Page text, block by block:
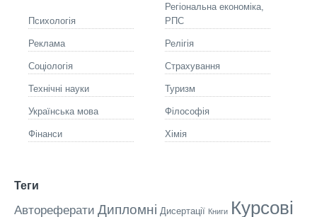
Психологія
Регіональна економіка,
РПС
Реклама Релігія
Соціологія Страхування
Технічні науки Туризм
Українська мова Філософія
Фінанси Хімія
Теги
Автореферати Дипломні Дисертації Книги Курсові